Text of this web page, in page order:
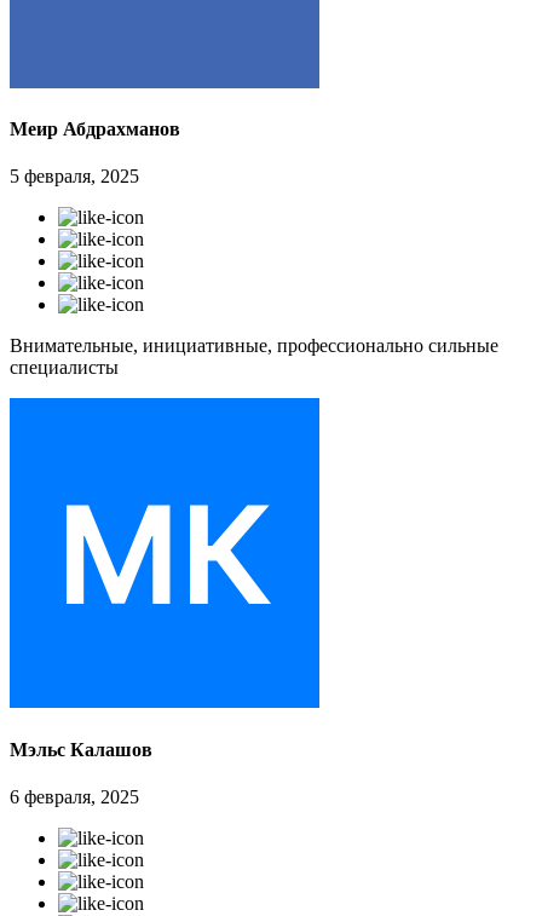
Меир Абдрахманов
5 февраля, 2025
Внимательные, инициативные, профессионально сильные
специалисты
Мэльс Калашов
6 февраля, 2025